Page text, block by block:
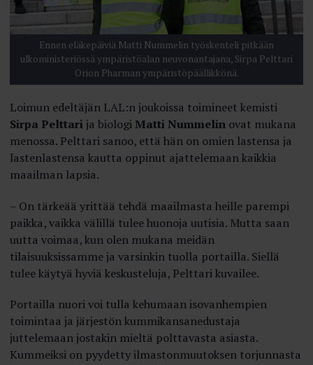
Ennen eläkepäiviä Matti Nummelin työskenteli pitkään
ulkoministeriössä ympäristöalan neuvon­antajana, Sirpa Pelttari
Orion Pharman ympäristöpäällikkönä.
Loimun edeltäjän LAL:n joukoissa toimineet kemisti
Sirpa Pelttarija biologiMatti Nummelin ovat mukana
menossa. Pelttari sanoo, että hän on omien lastensa ja
lastenlastensa kautta oppinut ajattelemaan kaikkia
maailman lapsia.
– On tärkeää yrittää tehdä maailmasta heille parempi
paikka, vaikka välillä tulee huonoja uutisia. Mutta saan
uutta voimaa, kun olen mukana meidän
tilaisuuksissamme ja varsinkin tuolla portailla. Siellä
tulee käytyä hyviä keskusteluja, Pelttari kuvailee.
Portailla nuori voi tulla kehumaan isovanhempien
toimintaa ja järjestön kummikansanedustaja
juttelemaan jostakin mieltä polttavasta asiasta.
Kummeiksi on pyydetty ilmastonmuutoksen torjunnasta